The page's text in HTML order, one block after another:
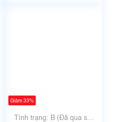
Giảm 33%
Tình trạng: B (Đã qua sử